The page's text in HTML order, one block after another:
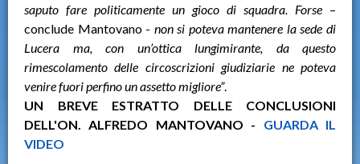
saputo fare politicamente un gioco di squadra. Forse –
conclude Mantovano - non si poteva mantenere la sede di
Lucera ma, con un’ottica lungimirante, da questo
rimescolamento delle circoscrizioni giudiziarie ne poteva
venire fuori perfino un assetto migliore”.
UN BREVE ESTRATTO DELLE CONCLUSIONI
DELL'ON. ALFREDO MANTOVANO - GUARDA IL
VIDEO